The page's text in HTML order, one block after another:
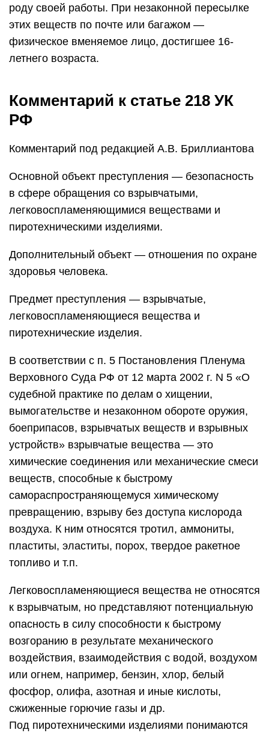
роду своей работы. При незаконной пересылке
этих веществ по почте или багажом —
физическое вменяемое лицо, достигшее 16-
летнего возраста.
Комментарий к статье 218 УК
РФ
Комментарий под редакцией А.В. Бриллиантова
Основной объект преступления — безопасность
в сфере обращения со взрывчатыми,
легковоспламеняющимися веществами и
пиротехническими изделиями.
Дополнительный объект — отношения по охране
здоровья человека.
Предмет преступления — взрывчатые,
легковоспламеняющиеся вещества и
пиротехнические изделия.
В соответствии с п. 5 Постановления Пленума
Верховного Суда РФ от 12 марта 2002 г. N 5 «О
судебной практике по делам о хищении,
вымогательстве и незаконном обороте оружия,
боеприпасов, взрывчатых веществ и взрывных
устройств» взрывчатые вещества — это
химические соединения или механические смеси
веществ, способные к быстрому
самораспространяющемуся химическому
превращению, взрыву без доступа кислорода
воздуха. К ним относятся тротил, аммониты,
пластиты, эластиты, порох, твердое ракетное
топливо и т.п.
Легковоспламеняющиеся вещества не относятся
к взрывчатым, но представляют потенциальную
опасность в силу способности к быстрому
возгоранию в результате механического
воздействия, взаимодействия с водой, воздухом
или огнем, например, бензин, хлор, белый
фосфор, олифа, азотная и иные кислоты,
сжиженные горючие газы и др.
Под пиротехническими изделиями понимаются